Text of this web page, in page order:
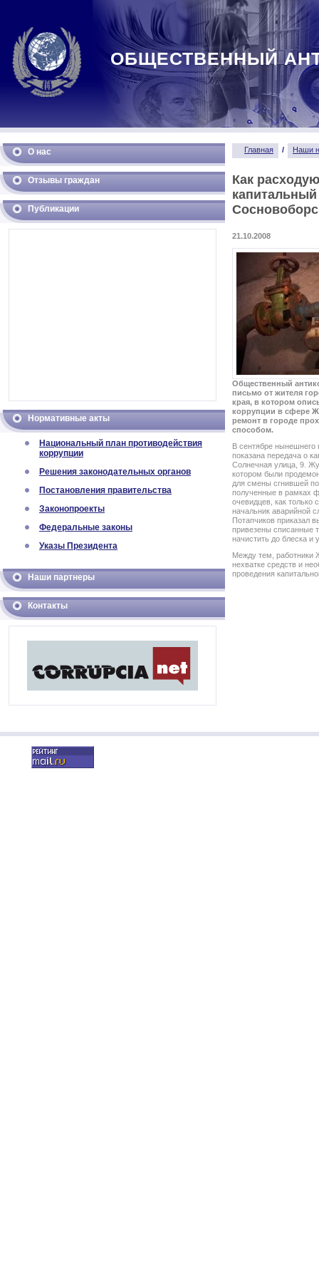
ОБЩЕСТВЕННЫЙ
О нас
Отзывы граждан
Публикации
Нормативные акты
Национальный план противодействия
коррупции
Решения законодательных органов
Постановления правительства
Законопроекты
Федеральные законы
Указы Президента
Наши партнеры
Контакты
Главная / Наши
Как
21.10.2008
Общественный
письмо от жителя
края, в котором
коррупции в сфере
ремонт в городе
способом.
В сентябре нынешнего
показана передача о
Солнечная улица, 9.
котором были
для смены сгнившей
полученные в рамках
очевидцев, как только
начальник аварийной
Потапчиков приказал
привезены списанные
начистить до блеска и
Между тем, работники
нехватке средств и
проведения